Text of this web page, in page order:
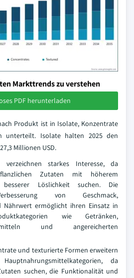
Markttrends zu verstehen
PDF herunterladen
Produkt ist in Isolate, Konzentrate
unterteilt. Isolate halten 2025 den
Millionen USD.
verzeichnen starkes Interesse, da
Zutaten mit höherem
Löslichkeit suchen. Die
von Geschmack,
Nährwert ermöglicht ihren Einsatz in
wie Getränken,
und angereicherten
und texturierte Formen erweitern
da
suchen, die Funktionalität und